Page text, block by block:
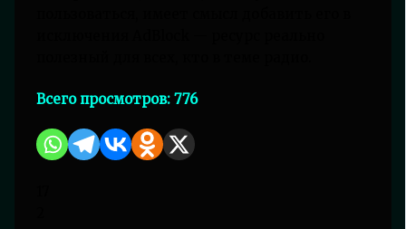
Всего просмотров: 776